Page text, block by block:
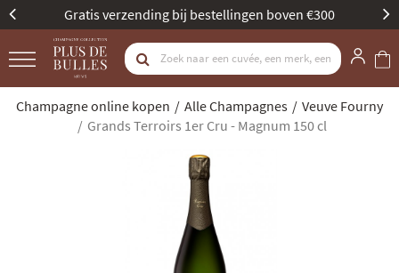
Gratis verzending bij bestellingen boven €300
Champagne online kopen Alle Champagnes
Veuve Fourny
Grands Terroirs 1er Cru - Magnum 150 cl